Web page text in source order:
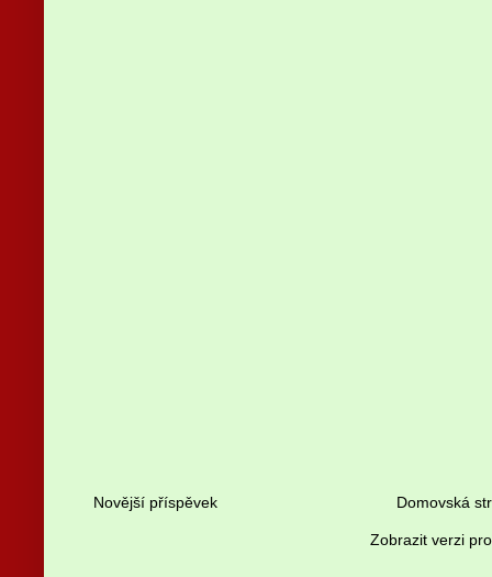
Novější příspěvek Domovská
Zobrazit verzi